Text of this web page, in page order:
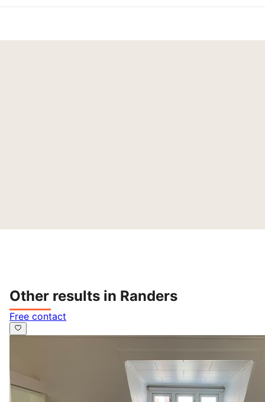
Other results in Randers
Free contact